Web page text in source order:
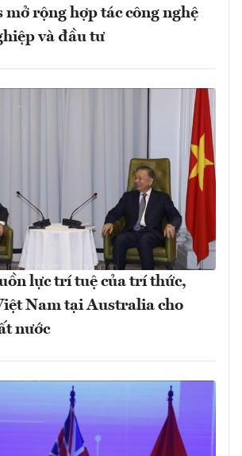
mở rộng hợp tác công nghệ
và đầu tư
lực trí tuệ của trí thức,
Nam tại Australia cho
nước